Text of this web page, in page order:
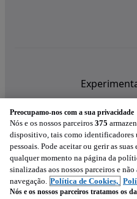
Preocupamo-nos com a sua privacidade
Nós e os nossos parceiros 375
dispositivo, tais como identificadores
pessoais. Pode aceitar ou gerir as
qualquer momento na página da
sinalizadas aos nossos parceiros e
navegação. Política de Cookies,
Nós e os nossos parceiros tratamos os